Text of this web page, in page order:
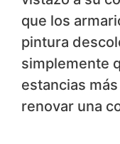
que los
pintura
simplemente
estancias
renovar una